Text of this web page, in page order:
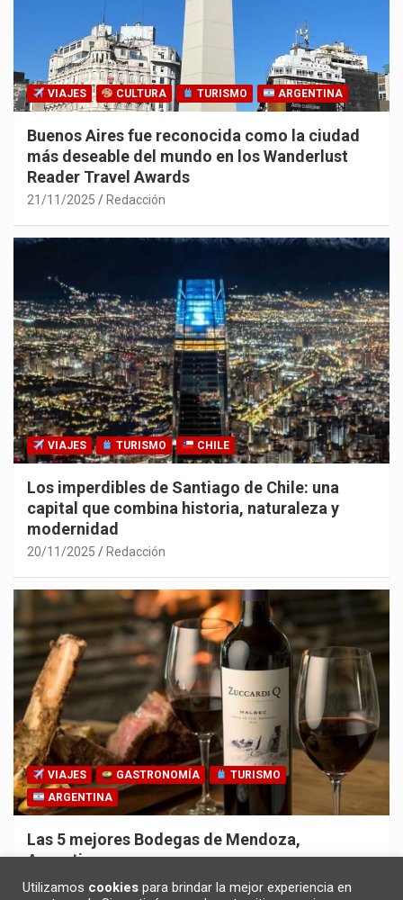
VIAJES CULTURA TURISMO ARGENTINA
Buenos Aires fue reconocida como la ciudad
más deseable del mundo en los Wanderlust
Reader Travel Awards
21/11/2025 Redacción
VIAJES TURISMO CHILE
Los imperdibles de Santiago de Chile: una
capital que combina historia, naturaleza y
modernidad
20/11/2025 Redacción
VIAJES GASTRONOMÍA
TURISMO
ARGENTINA
Las 5 mejores Bodegas de Mendoza,
Argentina
30/10/2025 Redacción
Utilizamos cookies para brindar la mejor experiencia en